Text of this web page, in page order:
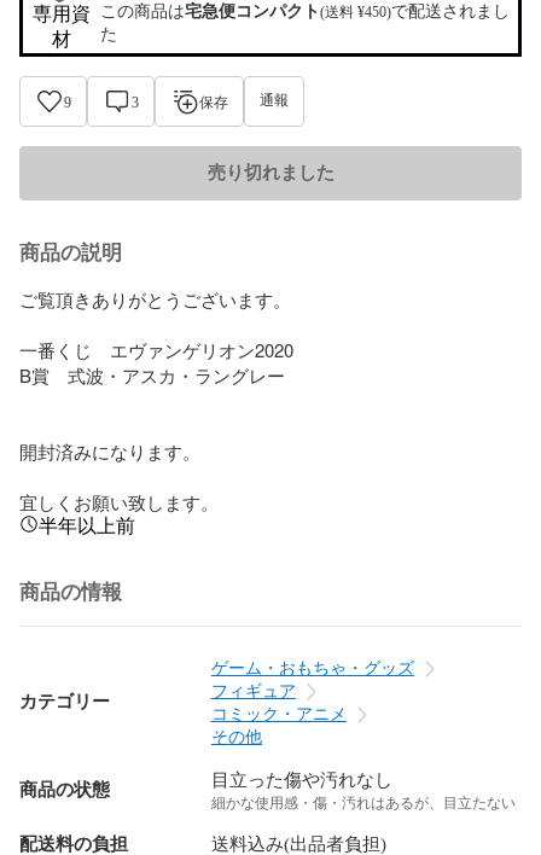
専用資
材
この商品は宅急便コンパクト(送料 ¥450)で配送されまし
た
9 3 保存 通報
売り切れました
商品の説明
ご覧頂きありがとうございます。
一番くじ　エヴァンゲリオン2020
B賞　式波・アスカ・ラングレー
開封済みになります。
宜しくお願い致します。
半年以上前
商品の情報
カテゴリー
ゲーム・おもちゃ・グッズ
フィギュア
コミック・アニメ
その他
商品の状態 目立った傷や汚れなし
細かな使用感・傷・汚れはあるが、目立たない
配送料の負担 送料込み(出品者負担)